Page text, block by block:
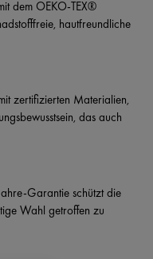
dem OEKO-TEX®
hautfreundliche
zertifizierten Materialien,
das auch
Garantie schützt die
Wahl getroffen zu